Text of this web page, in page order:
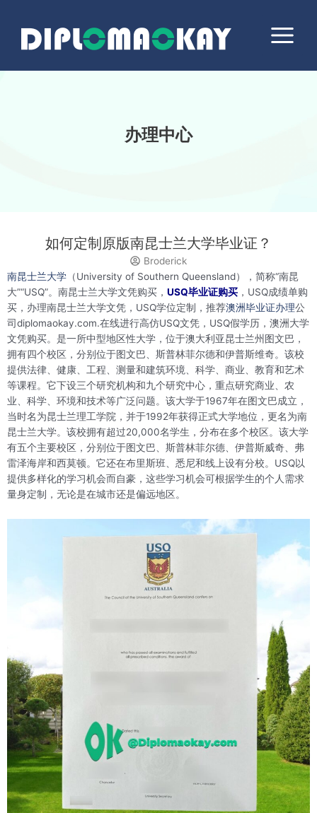
Menu
办理中心
如何定制原版南昆士兰大学毕业证？
Broderick
南昆士兰大学 （University of Southern Queensland），简称“南昆
大”“USQ”。南昆士兰大学文凭购买， USQ毕业证购买 ，USQ成绩单购
买，办理南昆士兰大学文凭，USQ学位定制，推荐澳洲毕业证办理公
司diplomaokay.com.在线进行高仿USQ文凭，USQ假学历，澳洲大学
文凭购买。是一所中型地区性大学，位于澳大利亚昆士兰州图文巴，
拥有四个校区，分别位于图文巴、斯普林菲尔德和伊普斯维奇。该校
提供法律、健康、工程、测量和建筑环境、科学、商业、教育和艺术
等课程。它下设三个研究机构和九个研究中心，重点研究商业、农
业、科学、环境和技术等广泛问题。该大学于1967年在图文巴成立，
当时名为昆士兰理工学院，并于1992年获得正式大学地位，更名为南
昆士兰大学。该校拥有超过20,000名学生，分布在多个校区。该大学
有五个主要校区，分别位于图文巴、斯普林菲尔德、伊普斯威奇、弗
雷泽海岸和西莫顿。它还在布里斯班、悉尼和线上设有分校。USQ以
提供多样化的学习机会而自豪，这些学习机会可根据学生的个人需求
量身定制，无论是在城市还是偏远地区。